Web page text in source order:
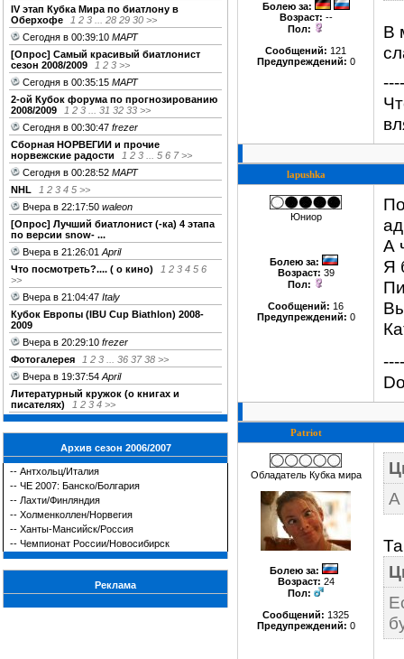
IV этап Кубка Мира по биатлону в
Оберхофе
1 2 3 28 29 30 >>
Сегодня в 00:39:10 МАРТ
[Опрос] Cамый красивый биатлонист
сезон 2008/2009
1 2 3 >>
Сегодня в 00:35:15 МАРТ
2-ой Кубок форума по прогнозированию
2008/2009
1 2 3 31 32 33 >>
Сегодня в 00:30:47 frezer
Сборная НОРВЕГИИ и прочие
норвежские радости
1 2 3 5 6 7 >>
Сегодня в 00:28:52 МАРТ
NHL
1 2 3 4 5 >>
Вчера в 22:17:50 waleon
[Опрос] Лучший биатлонист (-ка) 4 этапа
по версии snow- ...
Вчера в 21:26:01 April
Что посмотреть?.... ( о кино)
1 2 3 4 5 6
>>
Вчера в 21:04:47 Italy
Кубок Европы (IBU Cup Biathlon) 2008-
2009
Вчера в 20:29:10 frezer
Фотогалерея
1 2 3 36 37 38 >>
Вчера в 19:37:54 April
Литературный кружок (о книгах и
писателях)
1 2 3 4 >>
Архив сезон 2006/2007
-- Антхольц/Италия
-- ЧЕ 2007: Банско/Болгария
-- Лахти/Финляндия
-- Холменколлен/Норвегия
-- Ханты-Мансийск/Россия
-- Чемпионат России/Новосибирск
Реклама
Болею за:
Возраст: --
Пол:
Сообщений: 121
Предупреждений: 0
В
lapushka
Юниор
Болею за:
Возраст: 39
Пол:
Сообщений: 16
Предупреждений: 0
А
Я
Patriot
Обладатель Кубка мира
Болею за:
Возраст: 24
Пол:
Сообщений: 1325
Предупреждений: 0
А